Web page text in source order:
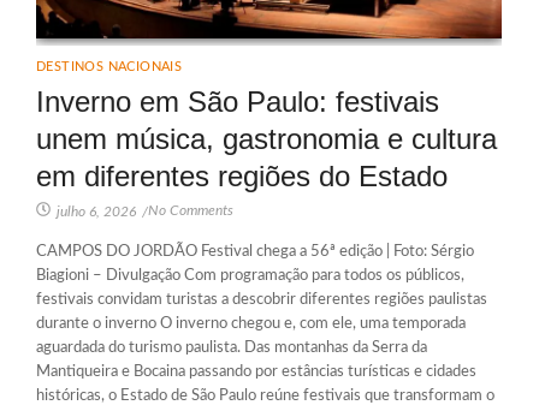
DESTINOS NACIONAIS
Inverno em São Paulo: festivais
unem música, gastronomia e cultura
em diferentes regiões do Estado
julho 6, 2026 /No Comments
CAMPOS DO JORDÃO Festival chega a 56ª edição | Foto: Sérgio
Biagioni – Divulgação Com programação para todos os públicos,
festivais convidam turistas a descobrir diferentes regiões paulistas
durante o inverno O inverno chegou e, com ele, uma temporada
aguardada do turismo paulista. Das montanhas da Serra da
Mantiqueira e Bocaina passando por estâncias turísticas e cidades
históricas, o Estado de São Paulo reúne festivais que transformam o